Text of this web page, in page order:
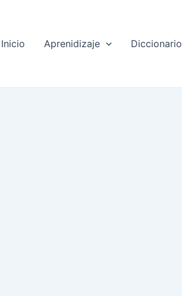
Inicio Aprenidizaje Diccionario